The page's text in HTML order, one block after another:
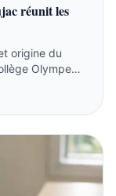
réunit les
origine du
Olympe